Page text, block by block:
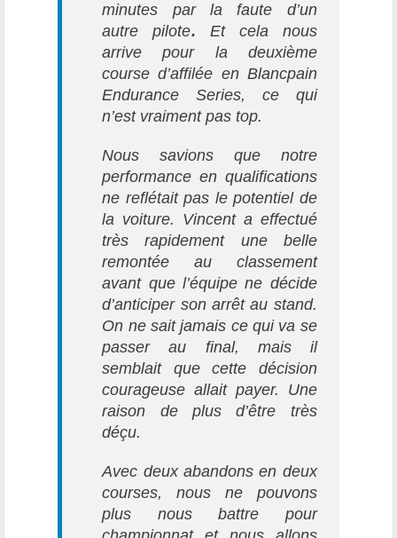
minutes par la faute d’un
autre pilote.
Et cela nous
arrive pour la deuxième
course d’affilée en Blancpain
Endurance Series, ce qui
n’est vraiment pas top.
Nous savions que notre
performance en qualifications
ne reflétait pas le potentiel de
la voiture. Vincent a effectué
très rapidement une belle
remontée au classement
avant que l’équipe ne décide
d’anticiper son arrêt au stand.
On ne sait jamais ce qui va se
passer au final, mais il
semblait que cette décision
courageuse allait payer. Une
raison de plus d’être très
déçu.
Avec deux abandons en deux
courses, nous ne pouvons
plus nous battre pour